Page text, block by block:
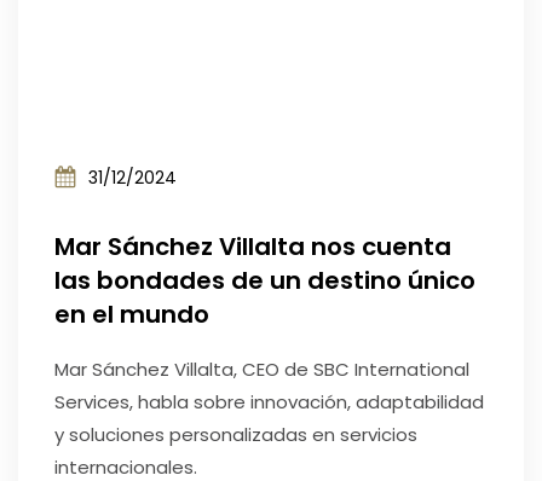
31/12/2024
Mar Sánchez Villalta nos cuenta
las bondades de un destino único
en el mundo
Mar Sánchez Villalta, CEO de SBC International
Services, habla sobre innovación, adaptabilidad
y soluciones personalizadas en servicios
internacionales.